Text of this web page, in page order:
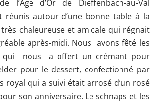
l’Age d’Or de Dieffenbach-au-Val
réunis autour d’une bonne table à la
très chaleureuse et amicale qui régnait
après-midi. Nous avons fêté les
qui nous a offert un crémant pour
pour le dessert, confectionné par
royal qui a suivi était arrosé d’un rosé
son anniversaire. Le schnaps et les